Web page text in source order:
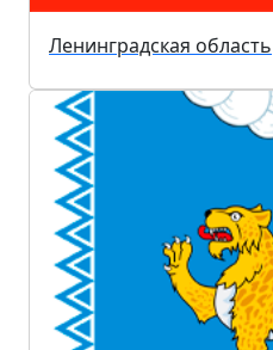
Ленинградская область